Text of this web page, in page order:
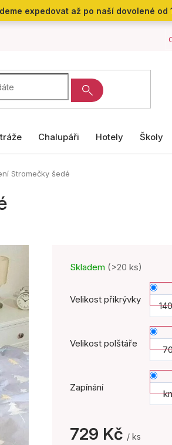
expedovat až po naší dovolené od
Chalupáři Hotely Školy
Stromečky šedé
Skladem (>20 ks)
Velikost přikrývky
Velikost polštáře
Zapínání
729 Kč / ks